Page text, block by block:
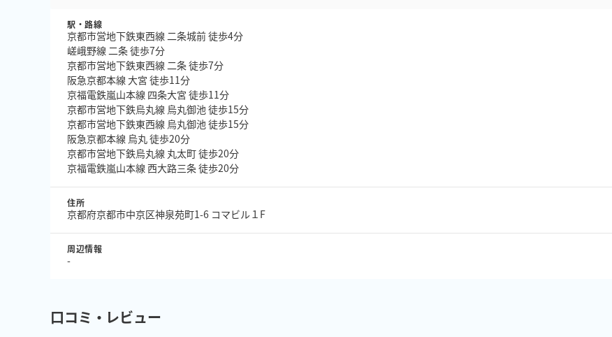
駅・路線
京都市営地下鉄東西線 二条城前 徒歩4分
嵯峨野線 二条 徒歩7分
京都市営地下鉄東西線 二条 徒歩7分
阪急京都本線 大宮 徒歩11分
京福電鉄嵐山本線 四条大宮 徒歩11分
京都市営地下鉄烏丸線 烏丸御池 徒歩15分
京都市営地下鉄東西線 烏丸御池 徒歩15分
阪急京都本線 烏丸 徒歩20分
京都市営地下鉄烏丸線 丸太町 徒歩20分
京福電鉄嵐山本線 西大路三条 徒歩20分
住所
京都府京都市中京区神泉苑町1-6 コマビル１F
周辺情報
-
口コミ・レビュー